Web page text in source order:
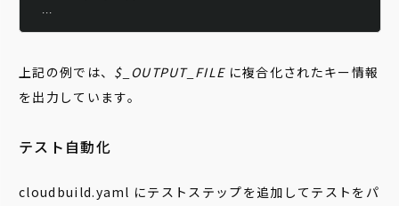
上記の例では、 $_OUTPUT_FILE に複合化されたキー情報
を出力しています。
テスト自動化
cloudbuild.yaml にテストステップを追加してテストをパ